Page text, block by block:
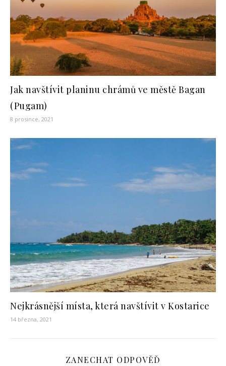
Jak navštívit planinu chrámů ve městě Bagan
(Pugam)
8 prosince, 2021
Nejkrásnější místa, která navštívit v Kostarice
14 března, 2021
ZANECHAT ODPOVĚĎ